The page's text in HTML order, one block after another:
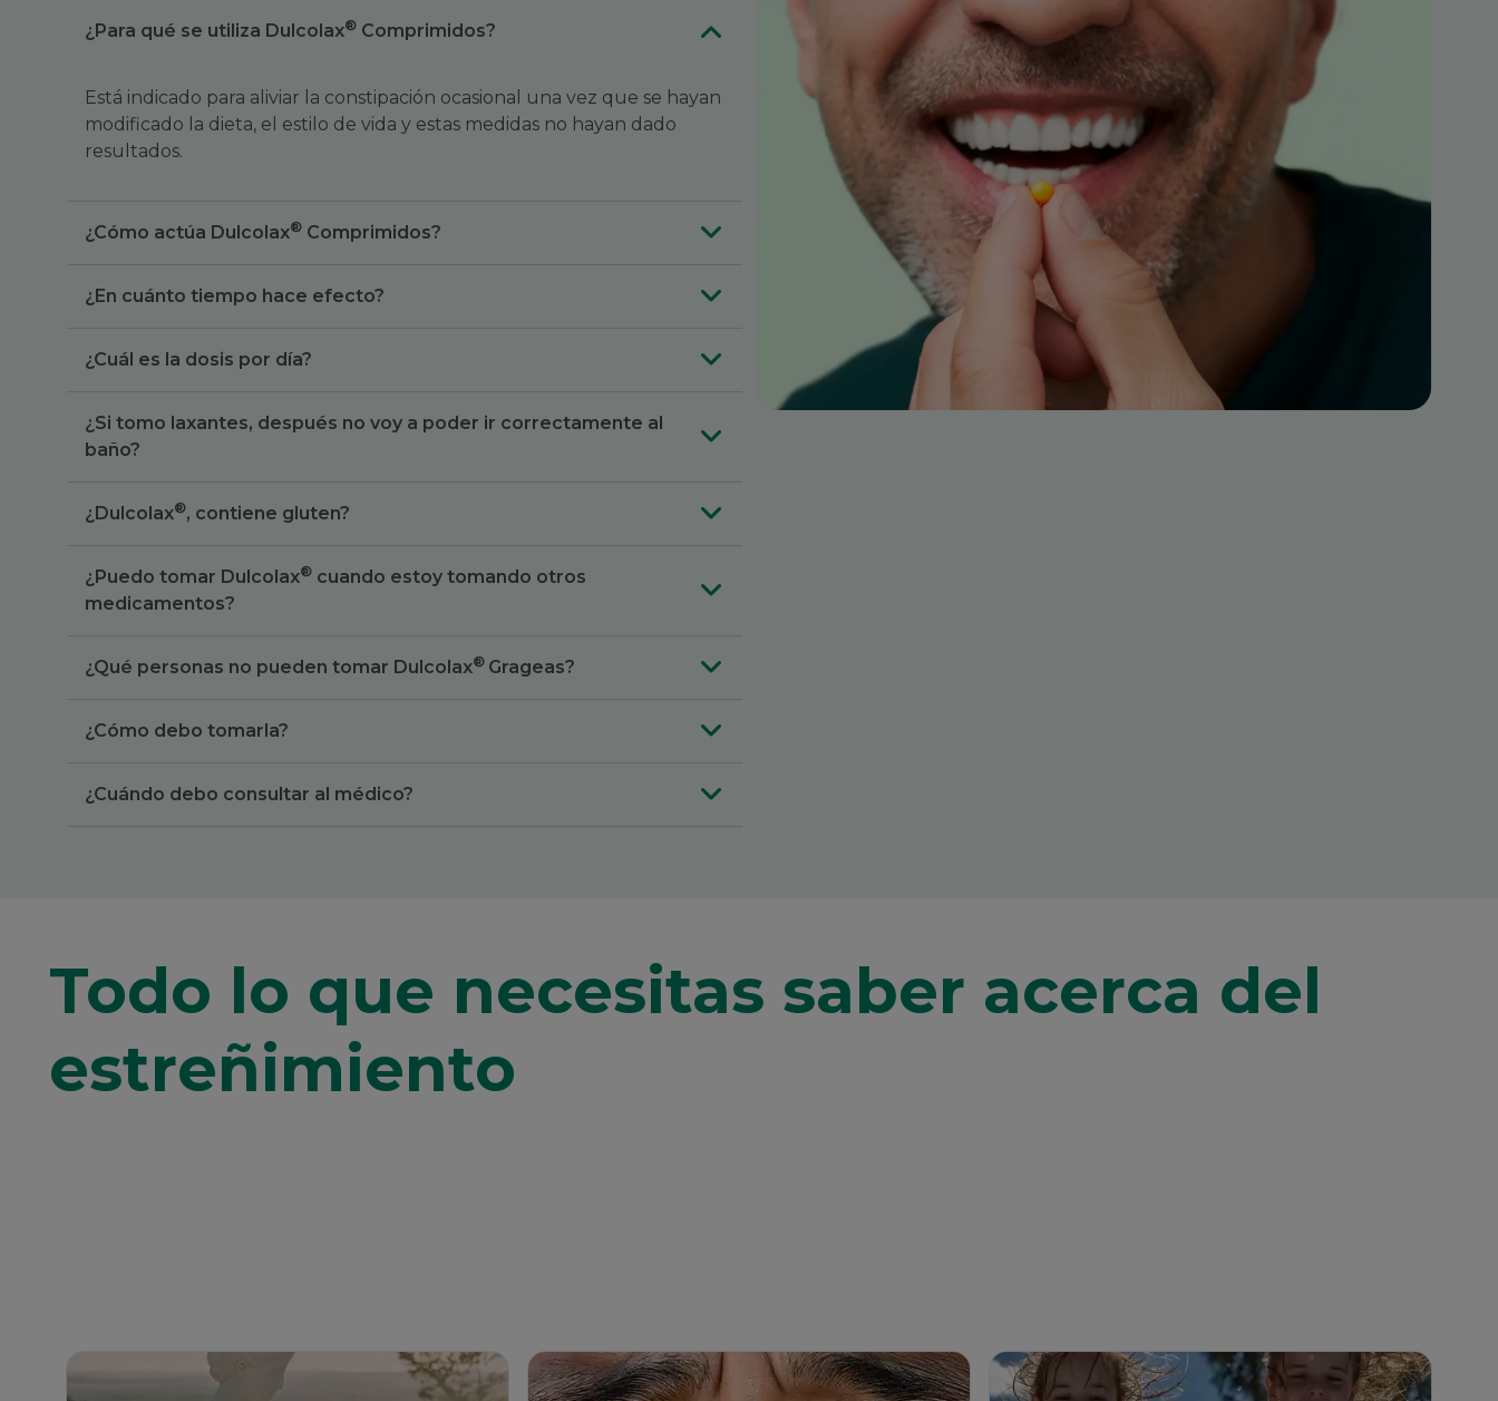
¿Para qué se utiliza Dulcolax® Comprimidos?
Está indicado para aliviar la constipación ocasional una vez que se hayan
modificado la dieta, el estilo de vida y estas medidas no hayan dado
resultados.
¿Cómo actúa Dulcolax® Comprimidos?
¿En cuánto tiempo hace efecto?
¿Cuál es la dosis por día?
¿Si tomo laxantes, después no voy a poder ir correctamente al
baño?
¿Dulcolax®, contiene gluten?
¿Puedo tomar Dulcolax® cuando estoy tomando otros
medicamentos?
¿Qué personas no pueden tomar Dulcolax® Grageas?
¿Cómo debo tomarla?
¿Cuándo debo consultar al médico?
Todo lo que necesitas saber acerca del
estreñimiento